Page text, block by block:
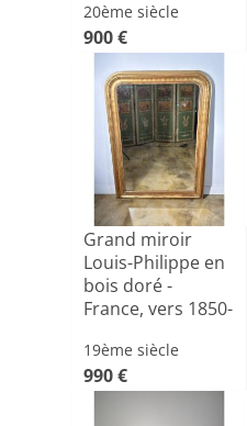
20ème siècle
900 €
Grand miroir
Louis-Philippe en
bois doré -
France, vers 1850-
19ème siècle
990 €